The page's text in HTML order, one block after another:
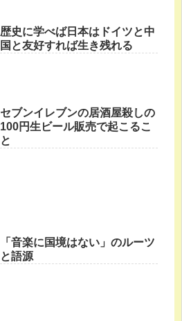
歴史に学べば日本はドイツと中
国と友好すれば生き残れる
セブンイレブンの居酒屋殺しの
100円生ビール販売で起こるこ
と
「音楽に国境はない」のルーツ
と語源